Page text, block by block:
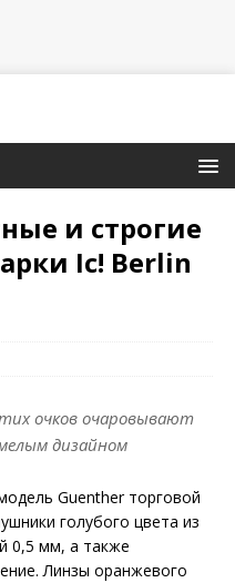
и строгие
Ic! Berlin
очков очаровывают
дизайном
Guenther торговой
голубого цвета из
0,5 мм, а также
Линзы оранжевого